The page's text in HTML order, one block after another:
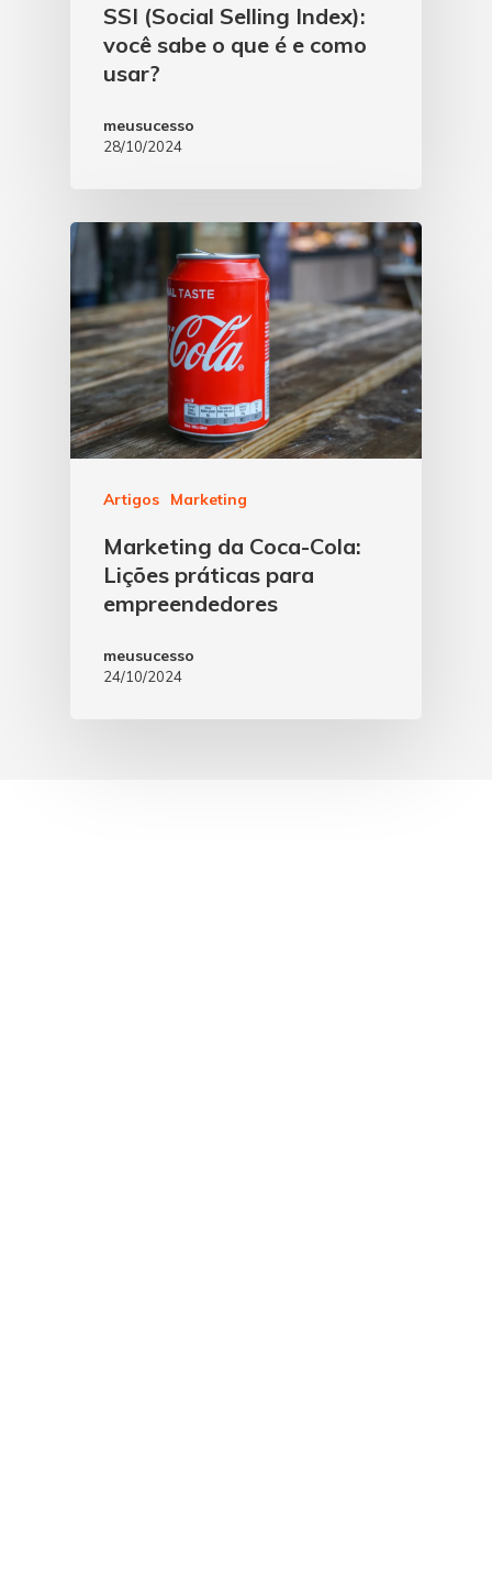
SSI (Social Selling Index):
você sabe o que é e como
usar?
meusucesso
28/10/2024
Artigos Marketing
Marketing da Coca-Cola:
Lições práticas para
empreendedores
meusucesso
24/10/2024